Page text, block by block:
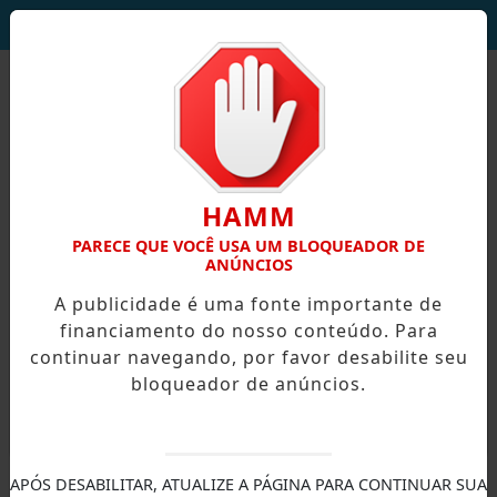
HAMM
PARECE QUE VOCÊ USA UM BLOQUEADOR DE
ANÚNCIOS
A publicidade é uma fonte importante de
financiamento do nosso conteúdo. Para
continuar navegando, por favor desabilite seu
bloqueador de anúncios.
APÓS DESABILITAR, ATUALIZE A PÁGINA PARA CONTINUAR SUA